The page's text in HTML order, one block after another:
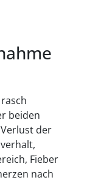
beiden
der
Fieber
nach